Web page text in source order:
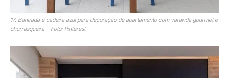
17. Bancada e cadeira azul para decoração de apartamento com varanda gourmet e
churrasqueira – Foto: Pinterest